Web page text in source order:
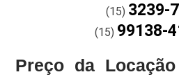
(15) 3239-
(15) 99138-
Preço da